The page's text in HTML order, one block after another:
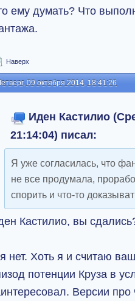
ему думать? Что
Наверх
09 октября 2014, 18:41:26
Иден Кастилио
21:14:04) писал:
Я уже согласилась, что
не все продумала,
спорить и что-то
Кастилио, вы
нет. Хоть я и считаю
потенции Круза в
Версии